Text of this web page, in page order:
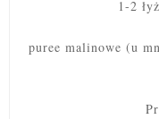
1-2
puree malinowe (u